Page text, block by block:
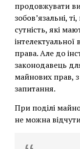
продовжувати
зобов’язальні,
сутність, які
інтелектуальної
права. Але до
законодавець
майнових прав,
запитання.
При поділі
не можна